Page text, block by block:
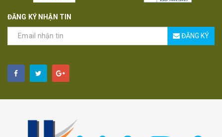
ĐĂNG KÝ NHẬN TIN
ĐĂNG KÝ